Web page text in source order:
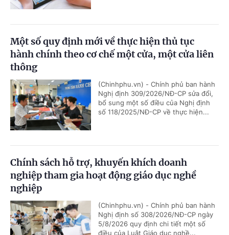
Một số quy định mới về thực hiện thủ tục
hành chính theo cơ chế một cửa, một cửa liên
thông
(Chinhphu.vn) - Chính phủ ban hành
Nghị định 309/2026/NĐ-CP sửa đổi,
bổ sung một số điều của Nghị định
số 118/2025/NĐ-CP về thực hiện...
Chính sách hỗ trợ, khuyến khích doanh
nghiệp tham gia hoạt động giáo dục nghề
nghiệp
(Chinhphu.vn) - Chính phủ ban hành
Nghị định số 308/2026/NĐ-CP ngày
5/8/2026 quy định chi tiết một số
điều của Luật Giáo dục nghề...